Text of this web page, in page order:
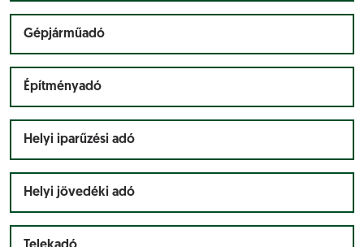
Gépjárműadó
Építményadó
Helyi iparűzési adó
Helyi jövedéki adó